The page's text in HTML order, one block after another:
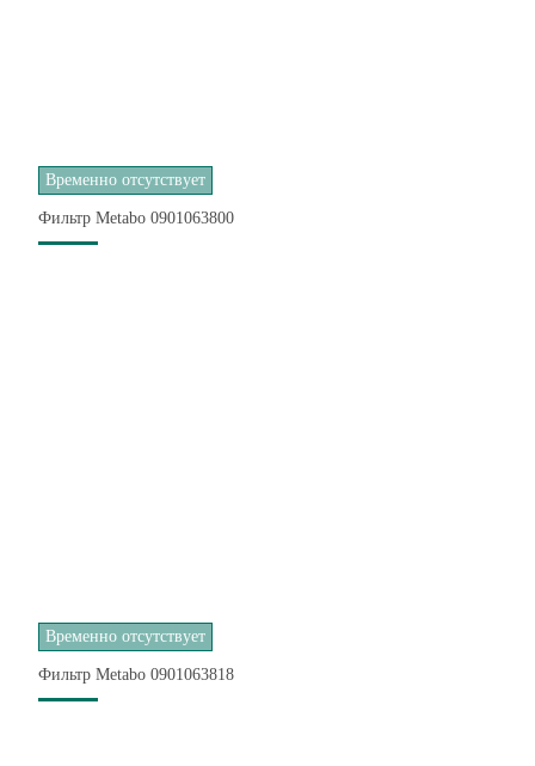
Временно отсутствует
Фильтр Metabo 0901063800
Временно отсутствует
Фильтр Metabo 0901063818